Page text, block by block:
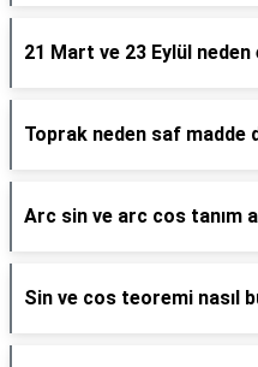
21 Mart ve 23 Eylül
Toprak neden saf madde
Arc sin ve arc cos tanım
Sin ve cos teoremi nasıl